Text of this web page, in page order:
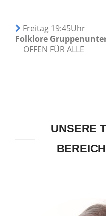
Freitag 19:45Uhr
Folklore
OFFEN FÜR ALLE
UNSERE